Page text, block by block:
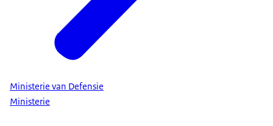
Ministerie van Defensie
Ministerie